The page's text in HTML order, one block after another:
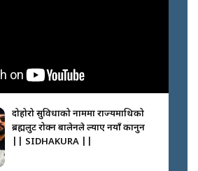
नभाँडिएको सद्भाव : कप्तानगञ्जबाट
सल्किएको आगो निभाउनेहरू ||
SIDHAKURA || THE REPORTER
||
दोहोरो सुविधाको नाममा राज्यमाथिको
ब्रह्मलुट रोक्न बालेनले ल्याए नयाँ कानुन
|| SIDHAKURA ||